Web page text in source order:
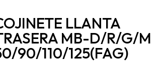
LLANTA
MB-D/R/G/M
90/110/125(FAG)